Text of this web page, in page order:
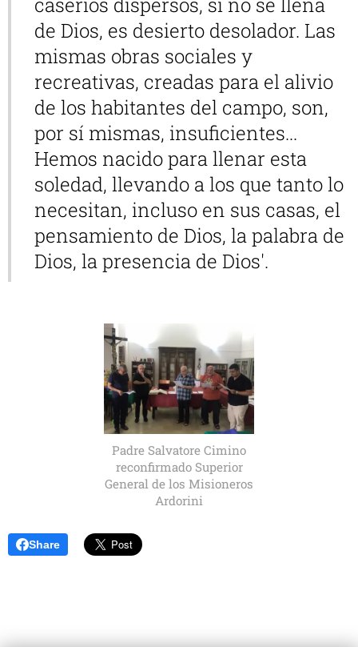
de Dios, es desierto desolador. Las
mismas obras sociales y
recreativas, creadas para el alivio
de los habitantes del campo, son,
por sí mismas, insuficientes...
Hemos nacido para llenar esta
soledad, llevando a los que tanto lo
necesitan, incluso en sus casas, el
pensamiento de Dios, la palabra de
Dios, la presencia de Dios'.
Padre Salvatore Cimino
reconfirmado Superior
General de los Misioneros
Ardorini
Share